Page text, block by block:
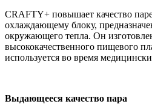
CRAFTY+ повышает качество
охлаждающему блоку,
окружающего тепла. Он
высококачественного пищевого
используется во время
Выдающееся качество пара